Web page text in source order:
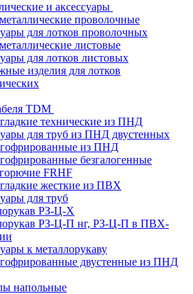
и аксессуары
проволочные
для лотков проволочных
листовые
для лотков листовых
изделия для лотков
TDM
технические из ПНД
для труб из ПНД двустенных
из ПНД
безгалогенные
FRHF
жесткие из ПВХ
для труб
РЗ-Ц-Х
РЗ-Ц-П нг, РЗ-Ц-П в ПВХ-
к металлорукаву
двустенные из ПНД
напольные